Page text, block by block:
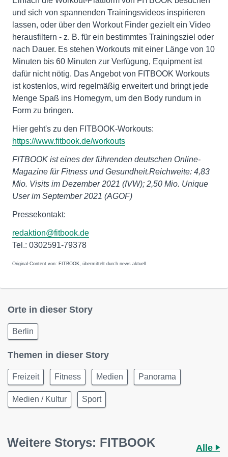
und sich von spannenden Trainingsvideos inspirieren
lassen, oder über den Workout Finder gezielt ein Video
herausfiltern - z. B. für ein bestimmtes Trainingsziel oder
nach Dauer. Es stehen Workouts mit einer Länge von 10
Minuten bis 60 Minuten zur Verfügung, Equipment ist
dafür nicht nötig. Das Angebot von FITBOOK Workouts
ist kostenlos, wird regelmäßig erweitert und bringt jede
Menge Spaß ins Homegym, um den Body rundum in
Form zu bringen.
Hier geht's zu den FITBOOK-Workouts:
https://www.fitbook.de/workouts
FITBOOK ist eines der führenden deutschen Online-
Magazine für Fitness und Gesundheit.Reichweite: 4,83
Mio. Visits im Dezember 2021 (IVW); 2,50 Mio. Unique
User im September 2021 (AGOF)
Pressekontakt:
redaktion@fitbook.de
Tel.: 0302591-79378
Original-Content von: FITBOOK, übermittelt durch news aktuell
Orte in dieser Story
Berlin
Themen in dieser Story
Freizeit Fitness Medien Panorama
Medien / Kultur Sport
Weitere Storys: FITBOOK Alle